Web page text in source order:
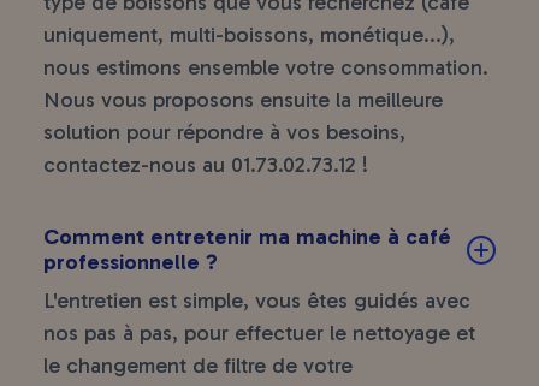
uniquement, multi-boissons, monétique...),
nous estimons ensemble votre consommation.
Nous vous proposons ensuite la meilleure
solution pour répondre à vos besoins,
contactez-nous au 01.73.02.73.12 !
Comment entretenir ma machine à café
professionnelle ?
L'entretien est simple, vous êtes guidés avec
nos pas à pas, pour effectuer le nettoyage et
le changement de filtre de votre